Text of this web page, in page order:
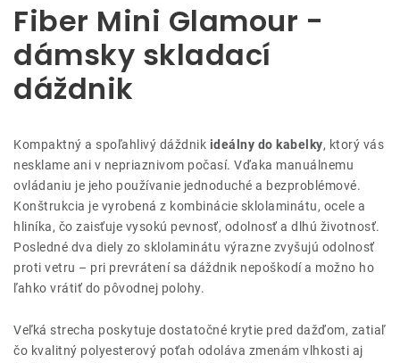
Fiber Mini Glamour -
dámsky skladací
dáždnik
Kompaktný a spoľahlivý dáždnik ideálny do kabelky, ktorý vás
nesklame ani v nepriaznivom počasí. Vďaka manuálnemu
ovládaniu je jeho používanie jednoduché a bezproblémové.
Konštrukcia je vyrobená z kombinácie sklolaminátu, ocele a
hliníka, čo zaisťuje vysokú pevnosť, odolnosť a dlhú životnosť.
Posledné dva diely zo sklolaminátu výrazne zvyšujú odolnosť
proti vetru – pri prevrátení sa dáždnik nepoškodí a možno ho
ľahko vrátiť do pôvodnej polohy.
Veľká strecha poskytuje dostatočné krytie pred dažďom, zatiaľ
čo kvalitný polyesterový poťah odoláva zmenám vlhkosti aj